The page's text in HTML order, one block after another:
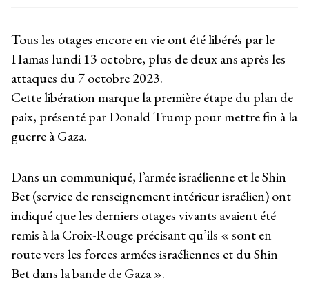
Tous les otages encore en vie ont été libérés par le
Hamas lundi 13 octobre, plus de deux ans après les
attaques du 7 octobre 2023.
Cette libération marque la première étape du plan de
paix, présenté par Donald Trump pour mettre fin à la
guerre à Gaza.
Dans un communiqué, l’armée israélienne et le Shin
Bet (service de renseignement intérieur israélien) ont
indiqué que les derniers otages vivants avaient été
remis à la Croix-Rouge précisant qu’ils « sont en
route vers les forces armées israéliennes et du Shin
Bet dans la bande de Gaza ».